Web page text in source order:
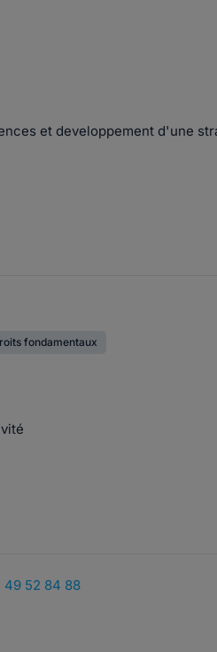
et developpement d'une
fondamentaux
49 52 84 88